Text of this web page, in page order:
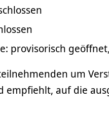
provisorisch
um
empfiehlt, auf die